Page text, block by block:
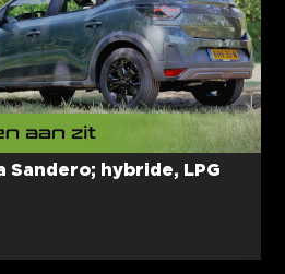
Sandero; hybride, LPG